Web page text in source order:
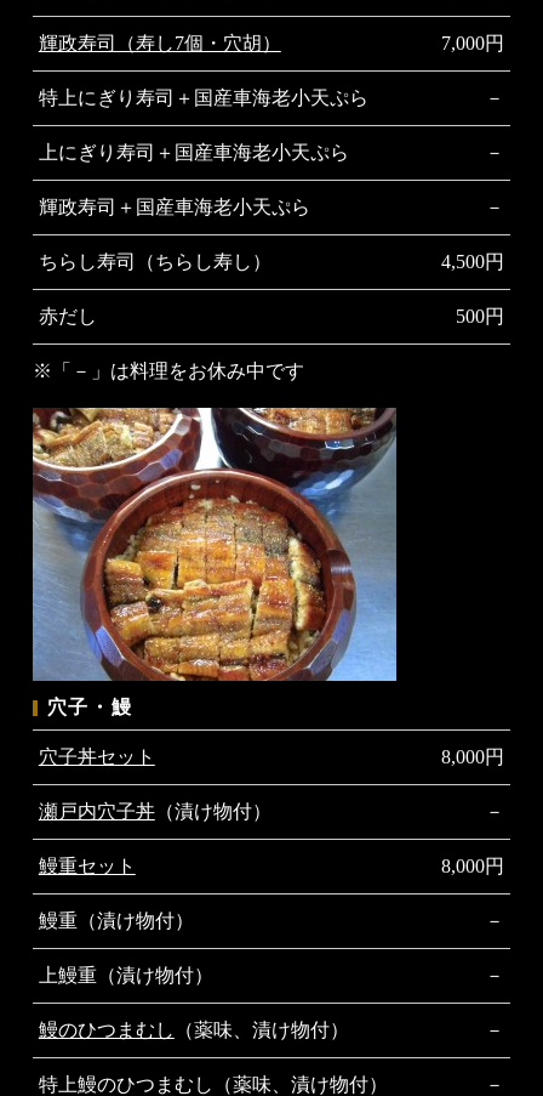
輝政寿司（寿し7個・穴胡） 7,000円
特上にぎり寿司＋国産車海老小天ぷら －
上にぎり寿司＋国産車海老小天ぷら －
輝政寿司＋国産車海老小天ぷら －
ちらし寿司（ちらし寿し） 4,500円
赤だし 500円
※「－」は料理をお休み中です
穴子・鰻
穴子丼セット 8,000円
瀬戸内穴子丼（漬け物付） －
鰻重セット 8,000円
鰻重（漬け物付） －
上鰻重（漬け物付） －
鰻のひつまむし （薬味、漬け物付） －
特上鰻のひつまむし（薬味、漬け物付） －